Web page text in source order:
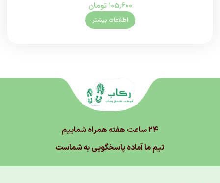
105,600تومان
اطلاعات بیشتر
۲۴ ساعت هفته همراه شماییم
تیم ما آماده پاسخگویی به شماست